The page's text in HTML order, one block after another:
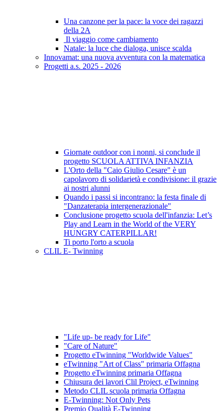
Una canzone per la pace: la voce dei ragazzi
della 2A
Il viaggio come cambiamento
Natale: la luce che dialoga, unisce scalda
Innovamat: una nuova avventura con la matematica
Progetti a.s. 2025 - 2026
Giornate outdoor con i nonni, si conclude il
progetto SCUOLA ATTIVA INFANZIA
L'Orto della "Caio Giulio Cesare" è un
capolavoro di solidarietà e condivisione: il grazie
ai nostri alunni
Quando i passi si incontrano: la festa finale di
"Danzaterapia intergenerazionale"
Conclusione progetto scuola dell'infanzia: Let’s
Play and Learn in the World of the VERY
HUNGRY CATERPILLAR!
Ti porto l'orto a scuola
CLIL E- Twinning
"Life up- be ready for Life"
"Care of Nature"
Progetto eTwinning "Worldwide Values"
eTwinning "Art of Class" primaria Offagna
Progetto eTwinning primaria Offagna
Chiusura dei lavori Clil Project, eTwinning
Metodo CLIL scuola primaria Offagna
E-Twinning: Not Only Pets
Premio Qualità E-Twinning